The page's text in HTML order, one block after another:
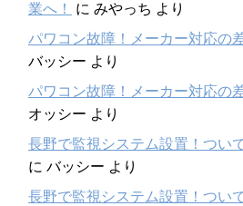
業へ！
に みやっち より
パワコン故障！メーカー対応の
バッシー より
パワコン故障！メーカー対応の
オッシー より
長野で監視システム設置！つい
に バッシー より
長野で監視システム設置！つい